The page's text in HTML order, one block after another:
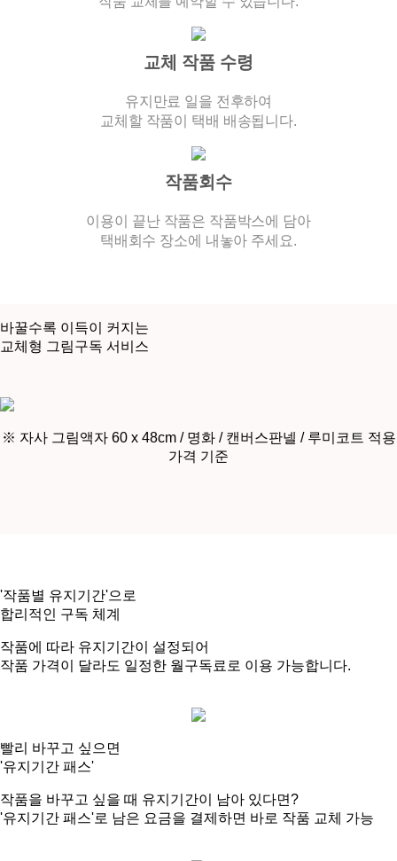
교체 작품 수령
유지만료 일을 전후하여
교체할 작품이 택배 배송됩니다.
작품회수
이용이 끝난 작품은 작품박스에 담아
택배회수 장소에 내놓아 주세요.
바꿀수록 이득이 커지는
교체형 그림구독 서비스
※ 자사 그림액자 60 x 48cm / 명화 / 캔버스판넬 / 루미코트 적용
가격 기준
'작품별 유지기간'으로
합리적인 구독 체계
작품에 따라 유지기간이 설정되어
작품 가격이 달라도 일정한 월구독료로 이용 가능합니다.
빨리 바꾸고 싶으면
'유지기간 패스'
작품을 바꾸고 싶을 때 유지기간이 남아 있다면?
'유지기간 패스'로 남은 요금을 결제하면 바로 작품 교체 가능